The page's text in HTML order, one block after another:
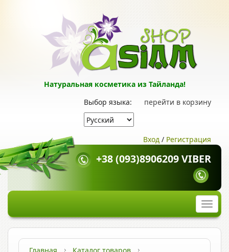
Натуральная косметика из Тайланда!
перейти в корзину
Выбор языка:
Вход / Регистрация
+38 (093)8906209 VIBER